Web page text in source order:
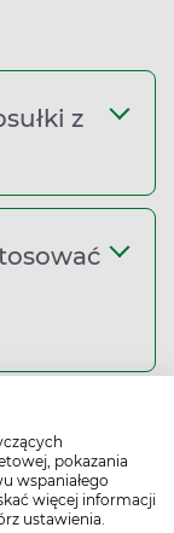
pokazania
wspaniałego
więcej informacji
ustawienia.
z
ból